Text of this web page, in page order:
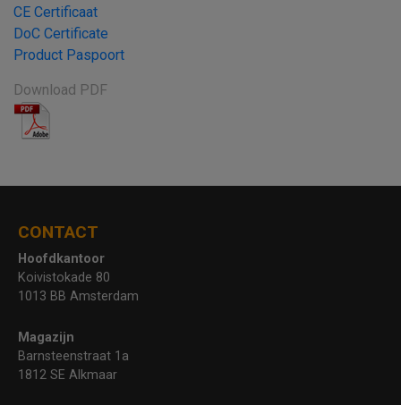
CE Certificaat
DoC Certificate
Product Paspoort
Download PDF
CONTACT
Hoofdkantoor
Koivistokade 80
1013 BB Amsterdam
Magazijn
Barnsteenstraat 1a
1812 SE Alkmaar